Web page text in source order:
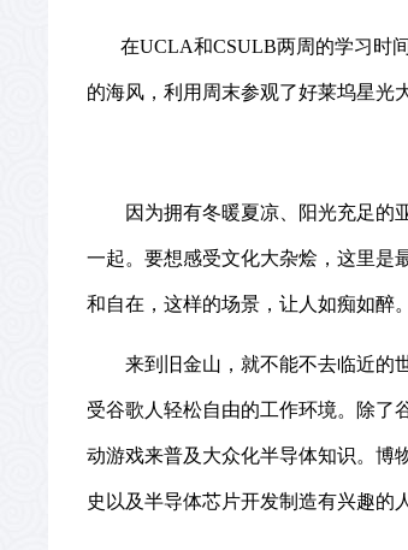
在UCLA和CSULB两周的学习时
的海风，利用周末参观了好莱坞星光
因为拥有冬暖夏凉、阳光充足的
一起。要想感受文化大杂烩，这里是
和自在，这样的场景，让人如痴如醉。
来到旧金山，就不能不去临近的
受谷歌人轻松自由的工作环境。除了
动游戏来普及大众化半导体知识。博
史以及半导体芯片开发制造有兴趣的